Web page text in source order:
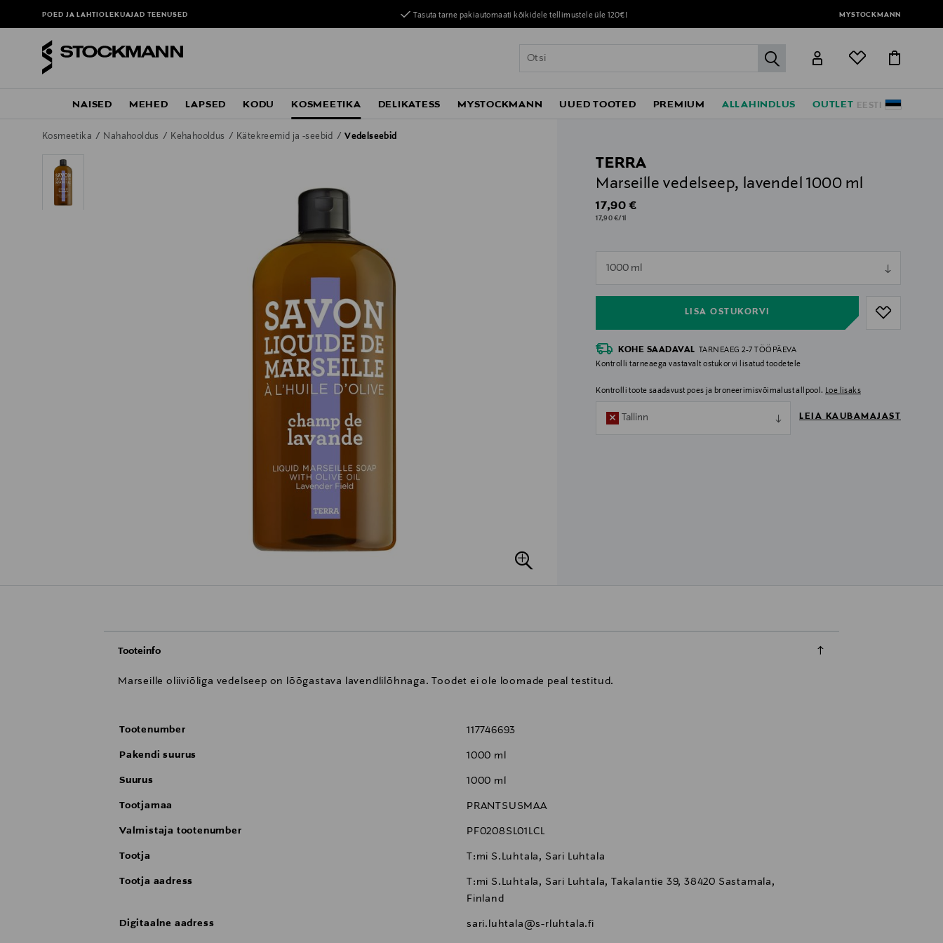
POED JA LAHTIOLEKUAJADTEENUSED Tasuta tarne pakiautomaati kõikidele tellimustele üle 120€! MYSTOCKMANN
label.header.go
EESTI
NAISED MEHED LAPSED KODU KOSMEETIKA DELIKATESS MYSTOCKMANN UUED TOOTED PREMIUM ALLAHINDLUS OUTLET
Kosmeetika Nahahooldus Kehahooldus Kätekreemid ja -seebid Vedelseebid
TERRA
Marseille vedelseep, lavendel 1000 ml
Original Price
17,90 €
17,90 €/1l
1000 ml
LISA OSTUKORVI
null
KOHE SAADAVAL TARNEAEG 2-7 TÖÖPÄEVA
Kontrolli tarneaega vastavalt ostukorvi lisatud toodetele
Kontrolli toote saadavust poes ja broneerimisvõimalust allpool. Loe lisaks
Tallinn LEIA KAUBAMAJAST
Tooteinfo
Marseille oliiviõliga vedelseep on lõõgastava lavendlilõhnaga. Toodet ei ole loomade peal testitud.
Tootenumber 117746693
Pakendi suurus 1000 ml
Suurus 1000 ml
Tootjamaa PRANTSUSMAA
Valmistaja tootenumber PF0208SL01LCL
Tootja T:mi S.Luhtala, Sari Luhtala
Tootja aadress
T:mi S.Luhtala, Sari Luhtala, Takalantie 39, 38420 Sastamala,
Finland
Digitaalne aadress sari.luhtala@s-rluhtala.fi